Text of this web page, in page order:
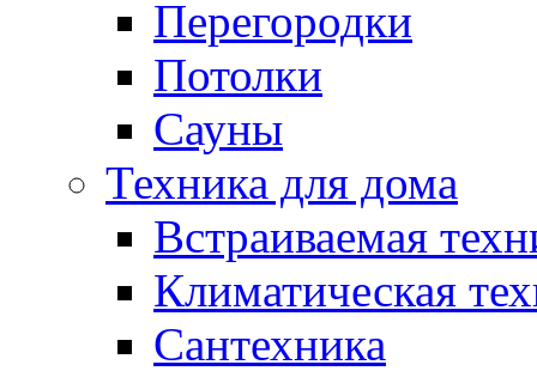
Перегородки
Потолки
Сауны
Техника для дома
Встраиваемая
Климатическая
Сантехника